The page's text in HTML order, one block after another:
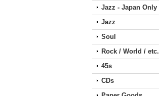
Jazz - Japan Only
Jazz
Soul
Rock / World / etc.
45s
CDs